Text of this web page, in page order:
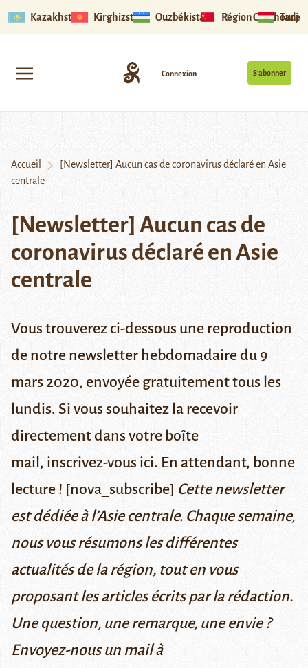
Kazakhstan Kirghizstan Ouzbékistan Région Ouïghoure
S’abonner
Connexion
Accueil
[Newsletter] Aucun cas de coronavirus déclaré en Asie
centrale
[Newsletter] Aucun cas de
coronavirus déclaré en Asie
centrale
Vous trouverez ci-dessous une reproduction
de notre newsletter hebdomadaire du 9
mars 2020, envoyée gratuitement tous les
lundis. Si vous souhaitez la recevoir
directement dans votre boîte
mail, inscrivez-vous ici. En attendant, bonne
lecture ! [nova_subscribe] Cette newsletter
est dédiée à l’Asie centrale. Chaque semaine,
nous vous résumons les différentes
actualités de la région, tout en vous
proposant les articles écrits par la rédaction.
Une question, une remarque, une envie ?
Envoyez-nous un mail à